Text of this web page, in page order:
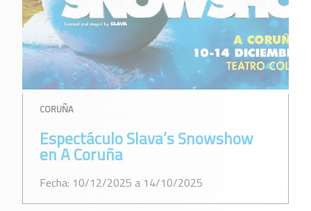
CORUÑA
Espectáculo Slava’s Snowshow
en A Coruña
Fecha: 10/12/2025 a 14/10/2025